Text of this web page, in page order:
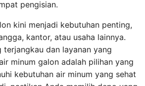
pengisian.
kini menjadi kebutuhan penting,
kantor, atau usaha lainnya.
terjangkau dan layanan yang
minum galon adalah pilihan yang
kebutuhan air minum yang sehat